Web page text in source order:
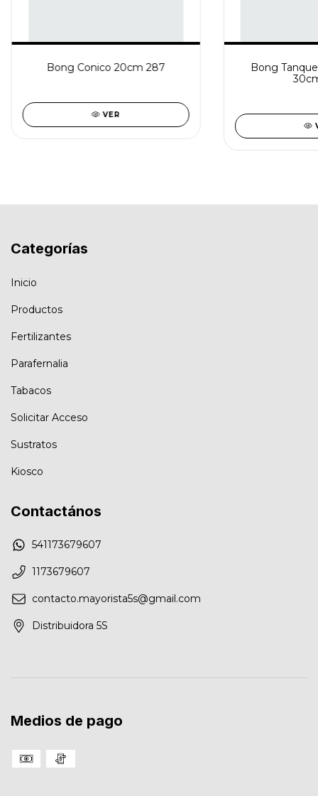
Bong Conico 20cm 287
VER
Bong
Categorías
Inicio
Productos
Fertilizantes
Parafernalia
Tabacos
Solicitar Acceso
Sustratos
Kiosco
Contactános
541173679607
1173679607
contacto.mayorista5s@gmail.com
Distribuidora 5S
Medios de pago